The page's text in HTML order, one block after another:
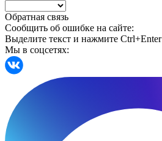
Обратная связь
Сообщить об ошибке на сайте:
Выделите текст и нажмите Ctrl+Enter
Мы в соцсетях: